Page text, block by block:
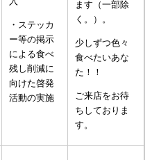
・ステッカ
ー等の掲示
による食べ
残し削減に
向けた啓発
活動の実施
ます（一部除
く。）。
少しずつ色々
食べたいあな
た！！
ご来店をお待
ちしておりま
す。